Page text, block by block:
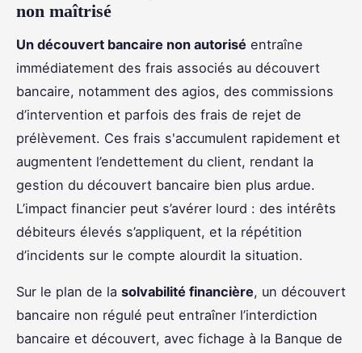
non maîtrisé
Un découvert bancaire non autorisé entraîne
immédiatement des frais associés au découvert
bancaire, notamment des agios, des commissions
d’intervention et parfois des frais de rejet de
prélèvement. Ces frais s'accumulent rapidement et
augmentent l’endettement du client, rendant la
gestion du découvert bancaire bien plus ardue.
L’impact financier peut s’avérer lourd : des intérêts
débiteurs élevés s’appliquent, et la répétition
d’incidents sur le compte alourdit la situation.
Sur le plan de la solvabilité financière, un découvert
bancaire non régulé peut entraîner l’interdiction
bancaire et découvert, avec fichage à la Banque de